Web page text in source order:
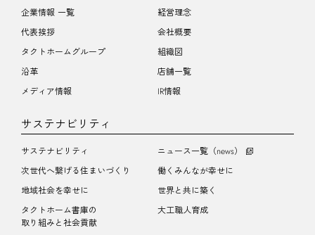
企業情報 一覧
経営理念
代表挨拶
会社概要
タクトホームグループ
組織図
沿革
店舗一覧
メディア情報
IR情報
サステナビリティ
サステナビリティ
ニュース一覧（news）
次世代へ繋げる住まいづくり
働くみんなが幸せに
地域社会を幸せに
世界と共に築く
タクトホーム書庫の
取り組みと社会貢献
大工職人育成